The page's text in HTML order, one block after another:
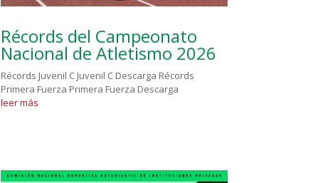
Récords del Campeonato
Nacional de Atletismo 2026
Récords Juvenil C Juvenil C Descarga Récords
Primera Fuerza Primera Fuerza Descarga
leer más